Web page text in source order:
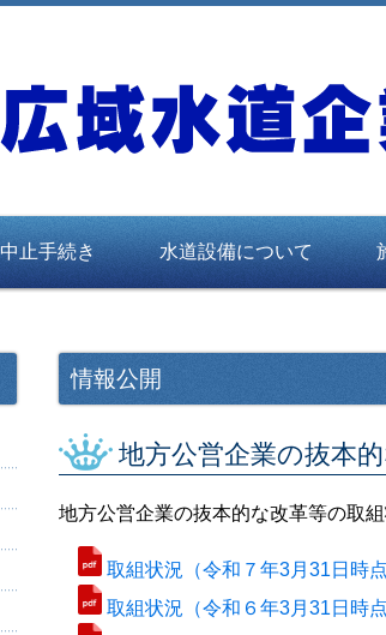
止手続き 水道設備について
情報公開
地方公営企業の抜本
地方公営企業の抜本的な改革等の取
取組状況（令和７年3月31日時点
取組状況（令和６年3月31日時点